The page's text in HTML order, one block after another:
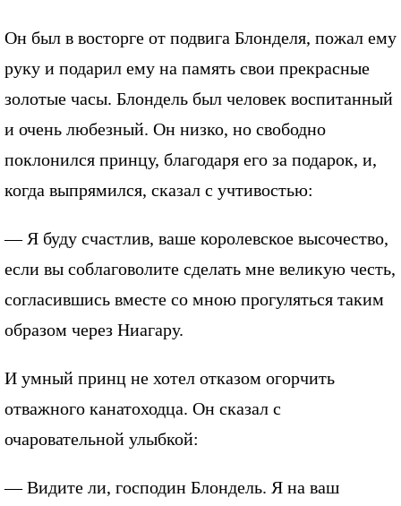
Он был в восторге от подвига Блонделя, пожал ему
руку и подарил ему на память свои прекрасные
золотые часы. Блондель был человек воспитанный
и очень любезный. Он низко, но свободно
поклонился принцу, благодаря его за подарок, и,
когда выпрямился, сказал с учтивостью:
— Я буду счастлив, ваше королевское высочество,
если вы соблаговолите сделать мне великую честь,
согласившись вместе со мною прогуляться таким
образом через Ниагару.
И умный принц не хотел отказом огорчить
отважного канатоходца. Он сказал с
очаровательной улыбкой:
— Видите ли, господин Блондель. Я на ваш